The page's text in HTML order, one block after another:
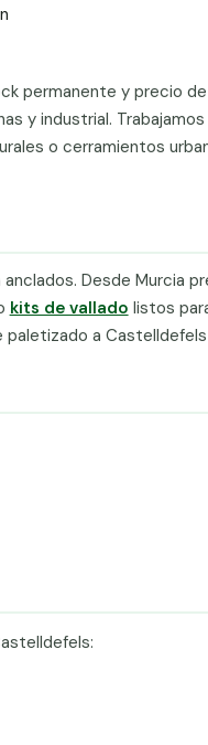
permanente y precio
y industrial.
o cerramientos
Desde Murcia
kits de vallado listos
a